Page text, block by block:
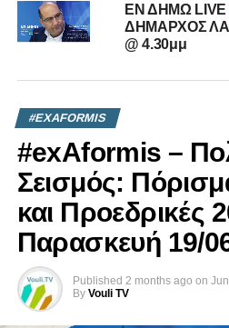
ΕΝ ΔΗΜΩ LIVE
ΔΗΜΑΡΧΟΣ
@ 4.30μμ
#EXAFORMIS
#exAformis –
Σεισμός:
και Προεδρικές
Παρασκευή 19/
Published 2 months ago on
By Vouli TV